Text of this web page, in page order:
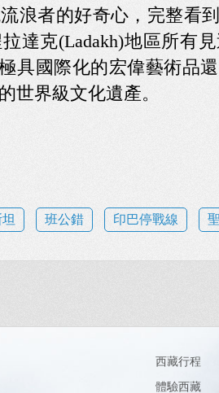
浪者的好奇心，完整看
達克(Ladakh)地區所有
具國際化的宏偉藝術品
世界級文化遺產。
班公錯 印巴停戰線
西藏行程
體驗西藏